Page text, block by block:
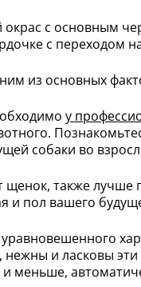
с основным
с
из основных
у
собаки во
щенок, также
и пол вашего
и ласковы эти
меньше,